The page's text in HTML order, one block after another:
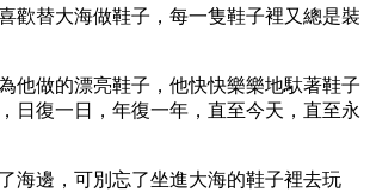
歡替大海做鞋子，每一隻鞋子裡又總是裝
他做的漂亮鞋子，他快快樂樂地馱著鞋子
日復一日，年復一年，直至今天，直至永
海邊，可別忘了坐進大海的鞋子裡去玩